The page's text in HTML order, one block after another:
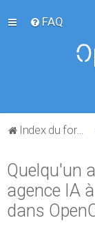
FAQ
Index du forum
Quelqu'un
agence IA
dans